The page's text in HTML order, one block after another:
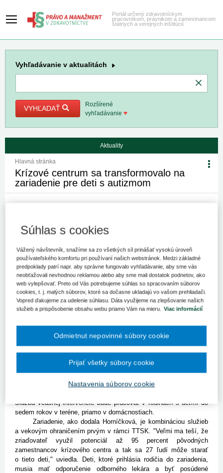
Portál určený zdravotníckym
pracovníkom, právnikom a zamestnancom
štátnych a verejných inštitúcií
Vyhľadávanie v aktualitách
VYHĽADAŤ
Rozšírené
vyhľadávanie
Aktuality
Hlavná stránka
Krízové centrum sa transformovalo na
zariadenie pre deti s autizmom
Nové Špecializované zariadenie so službami pre deti s autizmom
a na pomoc rodinám otvorili v Trnave.
Trnava 5. februára (TASR) – Vzniklo na Ulici Ľ. Podjavorinskej
transformáciou krízového centra pre matky s deťmi, ktoré tam
niekoľko rokov pôsobilo. Svoje služby bude poskytovať
ambulantnou a terénnou formou.
Zriaďovateľom je Trnavský samosprávny kraj (TTSK).
Zástupca predsedu TTSK József Berényi v utorok spolu
s riaditeľkou zariadenia Andreou Horníčkovou a viceprimátorkou
že transformáciu služieb si vyžiadala skutočnosť zvyšujúceho sa
počtu detí, ktoré potrebujú takéto služby. Môžu ich využívať rodiny
s deťmi z celého kraja.
Môže slúžiť aj ako istá forma náhrady za materskú školu, nakoľko
deti s chorobami z autistického spektra sa horšie umiestňujú
v predškolských zariadeniach. My im budeme pomáhať pripraviť
Služba včasnej intervencie bude pracovať v rodinách s deťmi do
sedem rokov v teréne, priamo v domácnostiach.
Zariadenie, ako dodala Horníčková, je kombináciou služieb
a vekovým ohraničením prvým v rámci TTSK. "Veľmi ma teší, že
zriaďovateľ využil potenciál až 95 percent pôvodných
zamestnancov krízového centra a tak sa 27 ľudí môže starať
o tieto deti," uviedla. Deti, ktoré prihlásia rodičia do zariadenia,
musia mať odporučenie odborného lekára a byť posúdené
Súhlas s cookies
Vážený návštevník, snažíme sa zo všetkých síl prinášať vysokú úroveň
používateľského komfortu pri používaní našich webstránok. Medzi základné
predpoklady patrí napr. aby správne fungovalo vyhľadávanie, aby sme vás
neobťažovali nevhodnou reklamou alebo aby sme mali dostatok podnetov, ako
web vylepšovať. Preto od Vás potrebujeme súhlas so spracovaním súborov
cookies, t. j. malých súborov, ktoré sa dočasne ukladajú vo vašom prehliadači.
Vopred ďakujeme za udelenie súhlasu. Dáta využijeme na zlepšovanie našich
služieb a prispôsobenie obsahu webu priamo Vám na mieru.
Viac informácií
Nastavenia súborov cookie
Odmietnut nepovinné súbory cookie
Prijať všetky súbory cookie